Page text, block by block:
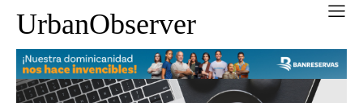
UrbanObserver